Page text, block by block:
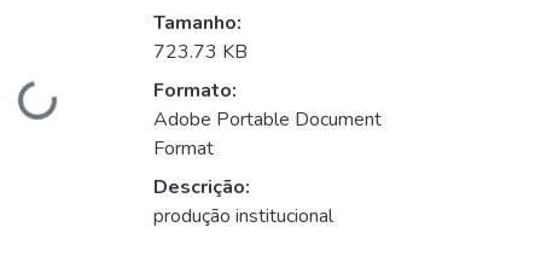
Carregando...
Tamanho:
723.73 KB
Formato:
Adobe Portable Document
Format
Descrição:
produção institucional